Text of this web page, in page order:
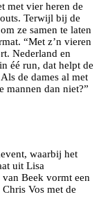
met vier heren de
Terwijl bij de
ze samen te laten
“Met z’n vieren
Nederland en
éé run, dat helpt de
de dames al met
mannen dan niet?”
waarbij het
uit Lisa
van Beek vormt een
Vos met de